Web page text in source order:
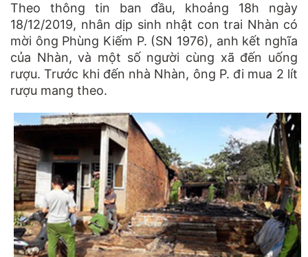
Theo thông tin ban đầu, khoảng 18h ngày
18/12/2019, nhân dịp sinh nhật con trai Nhàn có
mời ông Phùng Kiếm P. (SN 1976), anh kết nghĩa
của Nhàn, và một số người cùng xã đến uống
rượu. Trước khi đến nhà Nhàn, ông P. đi mua 2 lít
rượu mang theo.